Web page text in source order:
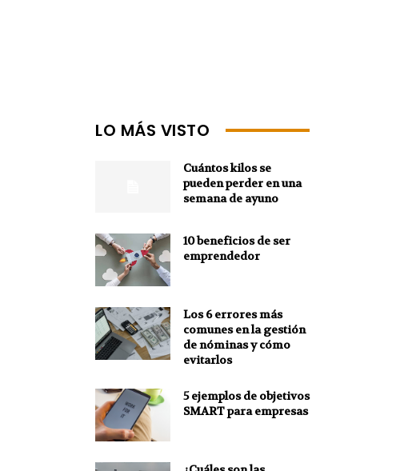
LO MÁS VISTO
Cuántos kilos se
pueden perder en una
semana de ayuno
10 beneficios de ser
emprendedor
Los 6 errores más
comunes en la gestión
de nóminas y cómo
evitarlos
5 ejemplos de objetivos
SMART para empresas